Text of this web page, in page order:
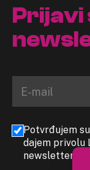
Prijavi
Potvrđujem
dajem privolu
newslettera